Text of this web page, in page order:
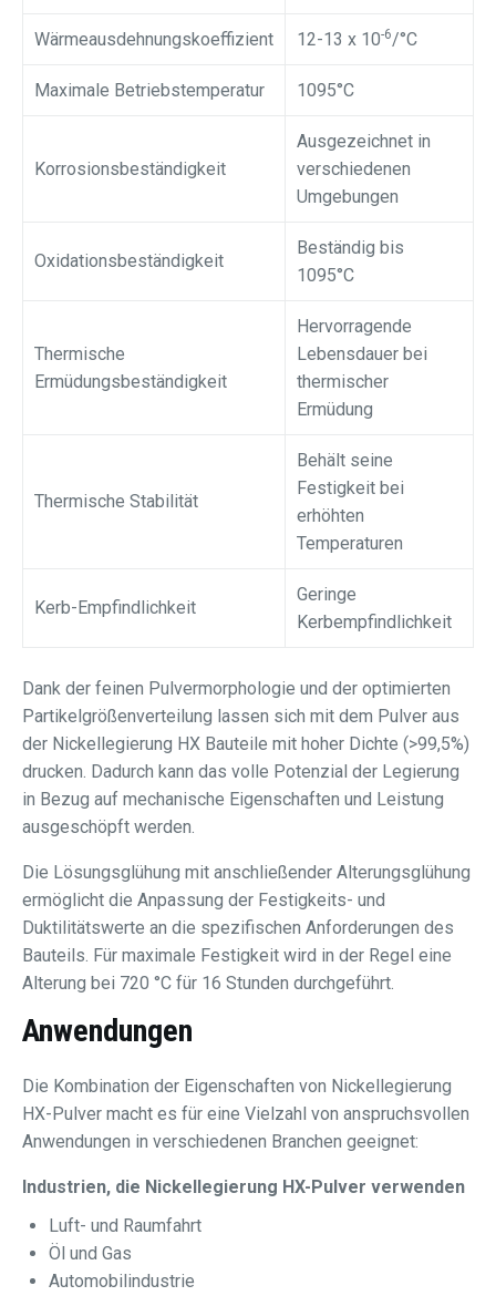
Wärmeausdehnungskoeffizient 12-13 x 10-6/°C
Maximale Betriebstemperatur 1095°C
Korrosionsbeständigkeit
Ausgezeichnet in
verschiedenen
Umgebungen
Oxidationsbeständigkeit
Beständig bis
1095°C
Thermische
Ermüdungsbeständigkeit
Hervorragende
Lebensdauer bei
thermischer
Ermüdung
Thermische Stabilität
Behält seine
Festigkeit bei
erhöhten
Temperaturen
Kerb-Empfindlichkeit
Geringe
Kerbempfindlichkeit
Dank der feinen Pulvermorphologie und der optimierten
Partikelgrößenverteilung lassen sich mit dem Pulver aus
der Nickellegierung HX Bauteile mit hoher Dichte (>99,5%)
drucken. Dadurch kann das volle Potenzial der Legierung
in Bezug auf mechanische Eigenschaften und Leistung
ausgeschöpft werden.
Die Lösungsglühung mit anschließender Alterungsglühung
ermöglicht die Anpassung der Festigkeits- und
Duktilitätswerte an die spezifischen Anforderungen des
Bauteils. Für maximale Festigkeit wird in der Regel eine
Alterung bei 720 °C für 16 Stunden durchgeführt.
Anwendungen
Die Kombination der Eigenschaften von Nickellegierung
HX-Pulver macht es für eine Vielzahl von anspruchsvollen
Anwendungen in verschiedenen Branchen geeignet:
Industrien, die Nickellegierung HX-Pulver verwenden
Luft- und Raumfahrt
Öl und Gas
Automobilindustrie